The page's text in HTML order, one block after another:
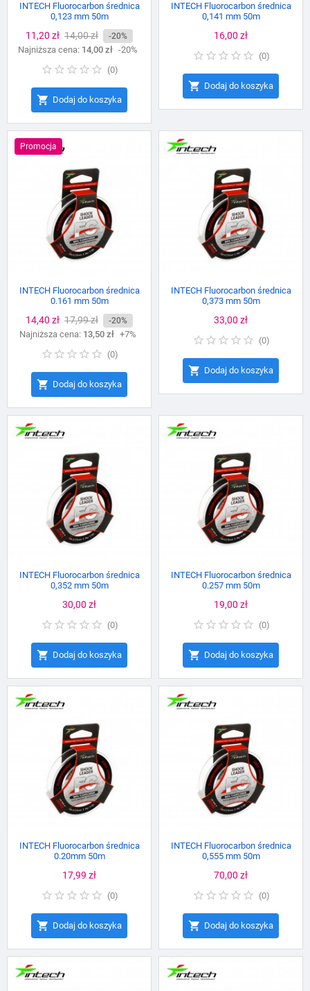
INTECH Fluorocarbon średnica
0,123 mm 50m
Cena
11,20 zł Cena
podstawowa
14,00 zł -20%
Najniższa cena: 14,00 zł -20%
(0)
 Dodaj do koszyka
INTECH Fluorocarbon średnica
0,141 mm 50m
Cena
16,00 zł
(0)
 Dodaj do koszyka
Promocja
INTECH Fluorocarbon średnica
0.161 mm 50m
Cena
14,40 zł Cena
podstawowa
17,99 zł -20%
Najniższa cena: 13,50 zł +7%
(0)
 Dodaj do koszyka
INTECH Fluorocarbon średnica
0,373 mm 50m
Cena
33,00 zł
(0)
 Dodaj do koszyka
INTECH Fluorocarbon średnica
0,352 mm 50m
Cena
30,00 zł
(0)
 Dodaj do koszyka
INTECH Fluorocarbon średnica
0.257 mm 50m
Cena
19,00 zł
(0)
 Dodaj do koszyka
INTECH Fluorocarbon średnica
0.20mm 50m
Cena
17,99 zł
(0)
 Dodaj do koszyka
INTECH Fluorocarbon średnica
0,555 mm 50m
Cena
70,00 zł
(0)
 Dodaj do koszyka